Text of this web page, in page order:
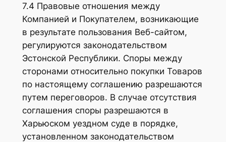
7.4 Правовые отношения между
Компанией и Покупателем, возникающие
в результате пользования Веб-сайтом,
регулируются законодательством
Эстонской Республики. Споры между
сторонами относительно покупки Товаров
по настоящему соглашению разрешаются
путем переговоров. В случае отсутствия
соглашения споры разрешаются в
Харьюском уездном суде в порядке,
установленном законодательством